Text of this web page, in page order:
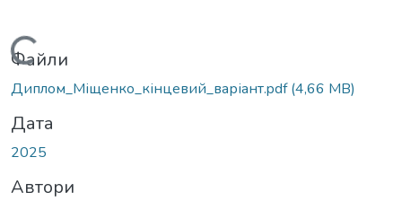
Вантажиться...
Файли
Диплом_Міщенко_кінцевий_варіант.pdf(4,66 MB)
Дата
2025
Автори